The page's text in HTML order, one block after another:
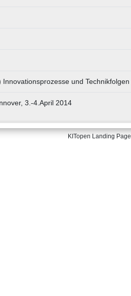
und Technikfolgen
3.-4.April 2014
KITopen Landing Page